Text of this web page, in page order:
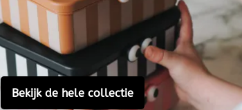
PETIT MONKEY